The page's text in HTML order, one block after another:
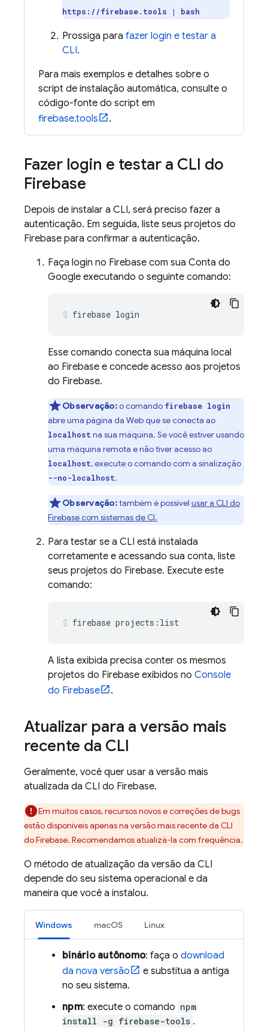
https://firebase.tools | bash
Prossiga para fazer login e testar a
CLI.
Para mais exemplos e detalhes sobre o
script de instalação automática, consulte o
código-fonte do script em
firebase.tools
.
Fazer login e testar a CLI do
Firebase
Depois de instalar a CLI, será preciso fazer a
autenticação. Em seguida, liste seus projetos do
Firebase para confirmar a autenticação.
Faça login no Firebase com sua Conta do
Google executando o seguinte comando:
firebase login
Esse comando conecta sua máquina local
ao Firebase e concede acesso aos projetos
do Firebase.
Observação:o comando firebase login
abre uma página da Web que se conecta ao
localhost na sua máquina. Se você estiver usando
uma máquina remota e não tiver acesso ao
localhost, execute o comando com a sinalização
--no-localhost.
Observação:também é possível usar a CLI do
Firebasecom sistemas de CI.
Para testar se a CLI está instalada
corretamente e acessando sua conta, liste
seus projetos do Firebase. Execute este
comando:
firebase projects:list
A lista exibida precisa conter os mesmos
projetos do Firebase exibidos no Console
do Firebase .
Atualizar para a versão mais
recente da CLI
Geralmente, você quer usar a versão mais
atualizada da CLI do Firebase.
Em muitos casos, recursos novos e correções de bugs
estão disponíveis apenas na versão mais recente da CLI
doFirebase. Recomendamos atualizá-la com frequência.
O método de atualização da versão da CLI
depende do seu sistema operacional e da
maneira que você a instalou.
Windows macOS Linux
binário autônomo: faça o download
da nova versão
e substitua a antiga
no seu sistema.
npm: execute o comando npm
install -g firebase-tools .